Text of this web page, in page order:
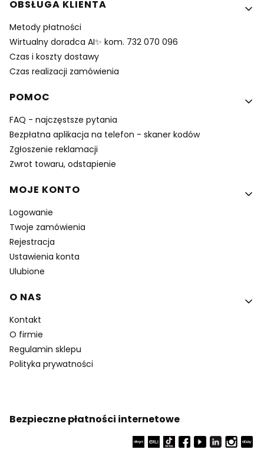
OBSŁUGA KLIENTA
Metody płatności
Wirtualny doradca AI✨ kom. 732 070 096
Czas i koszty dostawy
Czas realizacji zamówienia
POMOC
FAQ - najczęstsze pytania
Bezpłatna aplikacja na telefon - skaner kodów
Zgłoszenie reklamacji
Zwrot towaru, odstapienie
MOJE KONTO
Logowanie
Twoje zamówienia
Rejestracja
Ustawienia konta
Ulubione
O NAS
Kontakt
O firmie
Regulamin sklepu
Polityka prywatności
Bezpieczne płatności internetowe